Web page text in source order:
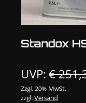
Standox
UVP: €
Zzgl. 20% MwSt.
zzgl.Versand